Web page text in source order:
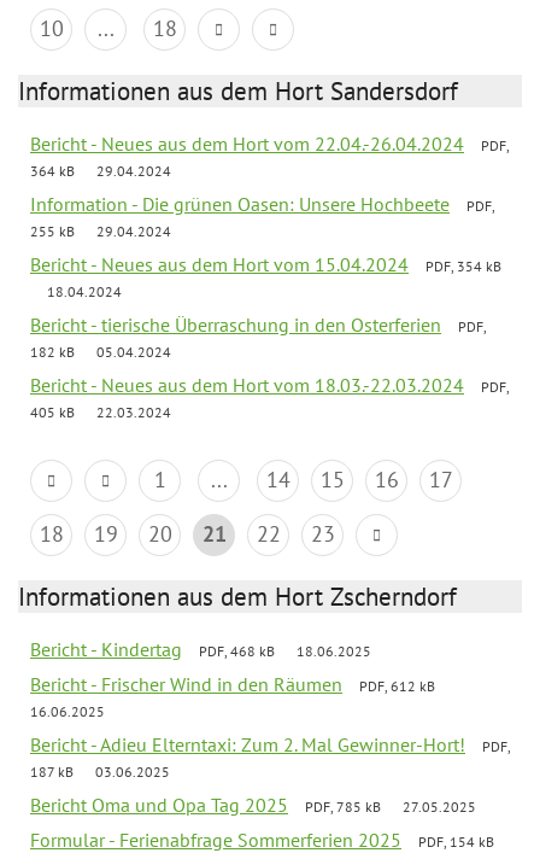
10
... 18
Informationen aus dem Hort Sandersdorf
Bericht - Neues aus dem Hort vom 22.04.-26.04.2024
PDF,
364 kB
29.04.2024
Information - Die grünen Oasen: Unsere Hochbeete
PDF,
255 kB
29.04.2024
Bericht - Neues aus dem Hort vom 15.04.2024
PDF, 354 kB
18.04.2024
Bericht - tierische Überraschung in den Osterferien
PDF,
182 kB
05.04.2024
Bericht - Neues aus dem Hort vom 18.03.-22.03.2024
PDF,
405 kB
22.03.2024
1 ... 14 15 16
17
18
19 20 21 22 23
Informationen aus dem Hort Zscherndorf
Bericht - Kindertag PDF, 468 kB 18.06.2025
Bericht - Frischer Wind in den Räumen
PDF, 612 kB
16.06.2025
Bericht - Adieu Elterntaxi: Zum 2. Mal Gewinner-Hort!
PDF,
187 kB
03.06.2025
Bericht Oma und Opa Tag 2025 PDF, 785 kB 27.05.2025
Formular - Ferienabfrage Sommerferien 2025
PDF, 154 kB